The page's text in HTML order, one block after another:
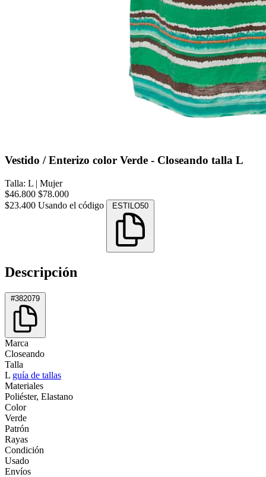
Vestido / Enterizo color Verde - Closeando talla L
Talla: L | Mujer
$46.800 $78.000
$23.400 Usando el código ESTILO50
Descripción
#382079
Marca
Closeando
Talla
L guía de tallas
Materiales
Poliéster, Elastano
Color
Verde
Patrón
Rayas
Condición
Usado
Envíos